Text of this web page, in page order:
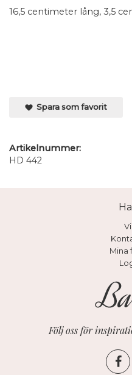
16,5 centimeter lång, 3,5
Spara som favorit
Artikelnummer:
HD 442
Mina
Följ oss för